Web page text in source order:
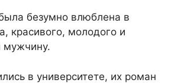
безумно влюблена в
красивого, молодого и
мужчину.
в университете, их роман